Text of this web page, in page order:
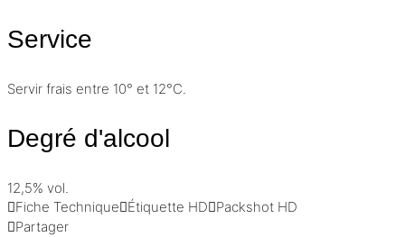
Service
Servir frais entre 10° et 12°C.
Degré d'alcool
12,5% vol.
Fiche Technique Étiquette HD Packshot HD
Partager